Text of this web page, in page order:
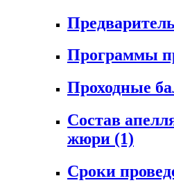
Программы
Проходные
Состав
жюри (1)
Сроки